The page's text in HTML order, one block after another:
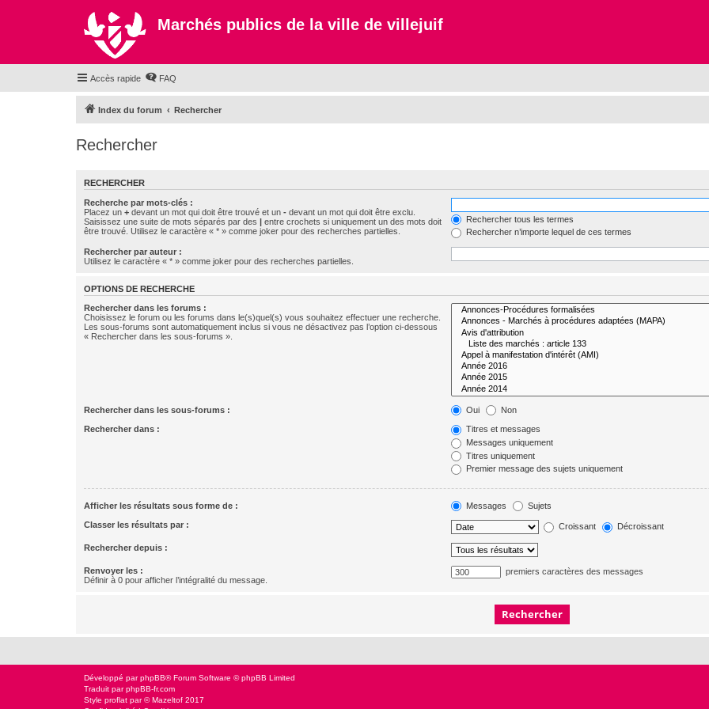
Marchés publics de la ville de villejuif
Accès rapide FAQ
Index du forum Rechercher
Rechercher
RECHERCHER
Recherche par mots-clés :
Placez un + devant un mot qui doit être trouvé et un - devant un mot qui doit être exclu.
Saisissez une suite de mots séparés par des | entre crochets si uniquement un des mots doit
être trouvé. Utilisez le caractère « * » comme joker pour des recherches partielles.
Rechercher tous les termes
Rechercher n’importe lequel de ces termes
Rechercher par auteur :
Utilisez le caractère « * » comme joker pour des recherches partielles.
OPTIONS DE RECHERCHE
Rechercher dans les forums :
Choisissez le forum ou les forums dans le(s)quel(s) vous souhaitez effectuer une recherche.
Les sous-forums sont automatiquement inclus si vous ne désactivez pas l’option ci-dessous
« Rechercher dans les sous-forums ».
Rechercher dans les sous-forums : Oui Non
Rechercher dans :
Titres et messages
Messages uniquement
Titres uniquement
Premier message des sujets uniquement
Afficher les résultats sous forme de : Messages Sujets
Classer les résultats par : Croissant Décroissant
Rechercher depuis :
Renvoyer les :
Définir à 0 pour afficher l’intégralité du message.
premiers caractères des messages
Développé parphpBB® Forum Software © phpBB Limited
Traduit parphpBB-fr.com
Style proflat par © Mazeltof 2017